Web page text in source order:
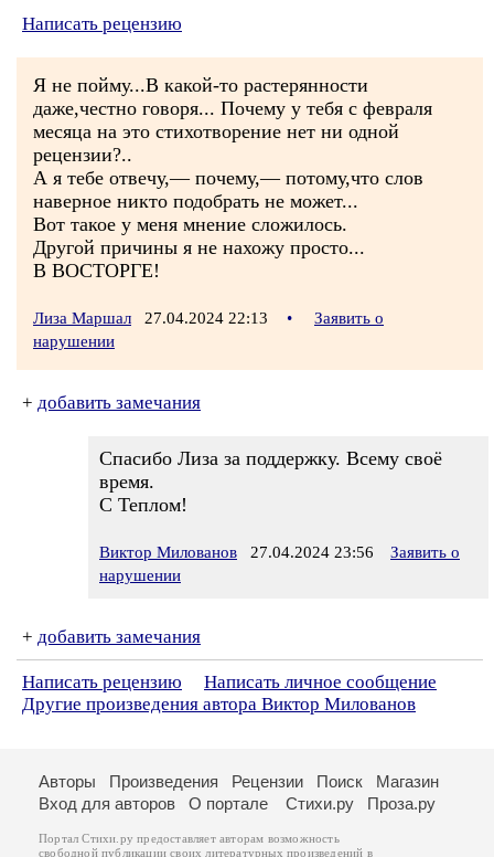
Написать рецензию
Я не пойму...В какой-то растерянности
даже,честно говоря... Почему у тебя с февраля
месяца на это стихотворение нет ни одной
рецензии?..
А я тебе отвечу,— почему,— потому,что слов
наверное никто подобрать не может...
Вот такое у меня мнение сложилось.
Другой причины я не нахожу просто...
В ВОСТОРГЕ!
Лиза Маршал 27.04.2024 22:13 •
Заявить о
нарушении
+ добавить замечания
Спасибо Лиза за поддержку. Всему своё
время.
С Теплом!
Виктор Милованов 27.04.2024 23:56
Заявить о
нарушении
+ добавить замечания
Написать рецензию
Написать личное сообщение
Другие произведения автора Виктор Милованов
Авторы Произведения Рецензии Поиск
Магазин
Вход для авторов
О портале Стихи.ру Проза.ру
Портал Стихи.ру предоставляет авторам возможность
свободной публикации своих литературных произведений в